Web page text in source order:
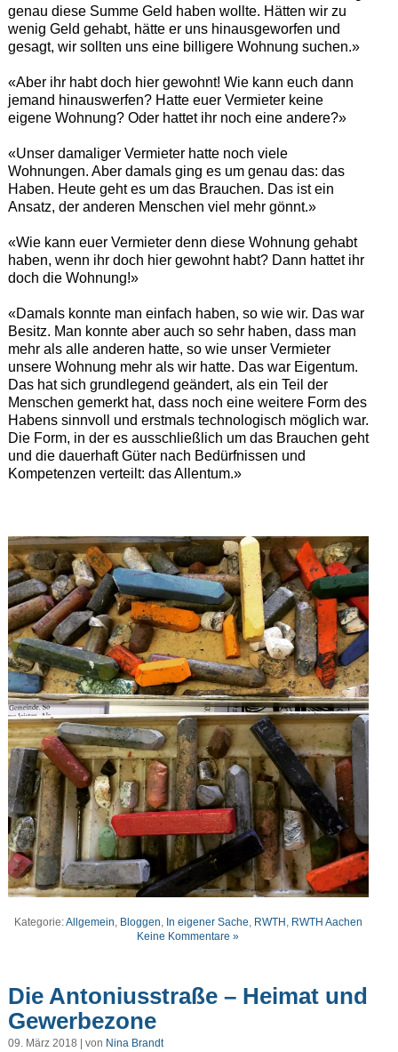
genau diese Summe Geld haben wollte. Hätten wir zu
wenig Geld gehabt, hätte er uns hinausgeworfen und
gesagt, wir sollten uns eine billigere Wohnung suchen.»
«Aber ihr habt doch hier gewohnt! Wie kann euch dann
jemand hinauswerfen? Hatte euer Vermieter keine
eigene Wohnung? Oder hattet ihr noch eine andere?»
«Unser damaliger Vermieter hatte noch viele
Wohnungen. Aber damals ging es um genau das: das
Haben. Heute geht es um das Brauchen. Das ist ein
Ansatz, der anderen Menschen viel mehr gönnt.»
«Wie kann euer Vermieter denn diese Wohnung gehabt
haben, wenn ihr doch hier gewohnt habt? Dann hattet ihr
doch die Wohnung!»
«Damals konnte man einfach haben, so wie wir. Das war
Besitz. Man konnte aber auch so sehr haben, dass man
mehr als alle anderen hatte, so wie unser Vermieter
unsere Wohnung mehr als wir hatte. Das war Eigentum.
Das hat sich grundlegend geändert, als ein Teil der
Menschen gemerkt hat, dass noch eine weitere Form des
Habens sinnvoll und erstmals technologisch möglich war.
Die Form, in der es ausschließlich um das Brauchen geht
und die dauerhaft Güter nach Bedürfnissen und
Kompetenzen verteilt: das Allentum.»
Kategorie:Allgemein Bloggen In eigener Sache RWTH RWTH Aachen
Keine Kommentare »
Die Antoniusstraße – Heimat und
Gewerbezone
09. März 2018 | von Nina Brandt